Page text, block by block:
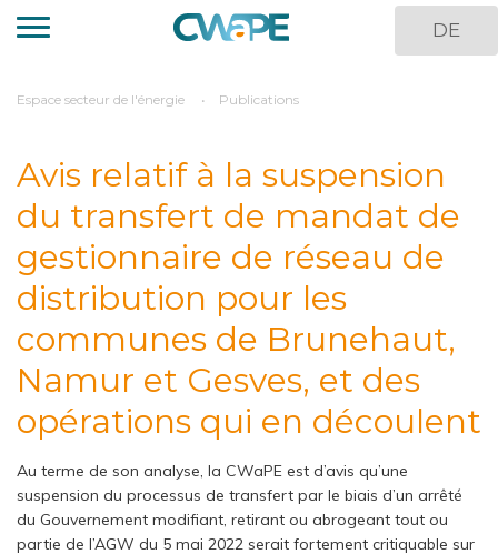
Aller
au
principal
DE
You
here
Espace secteur de l'énergie Publications
Avis relatif à la suspension
du transfert de mandat de
gestionnaire de réseau de
distribution pour les
communes de Brunehaut,
Namur et Gesves, et des
opérations qui en découlent
Au terme de son analyse, la CWaPE est d’avis qu’une
suspension du processus de transfert par le biais d’un arrêté
du Gouvernement modifiant, retirant ou abrogeant tout ou
partie de l’AGW du 5 mai 2022 serait fortement critiquable sur